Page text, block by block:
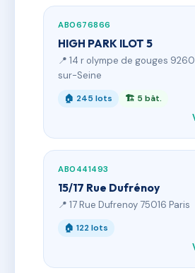
AB0676866
HIGH PARK ILOT 5
📍 14 r olympe de gouges
sur-Seine
🏠 245 lots 🏗 5 bât.
AB0441493
15/17 Rue Dufrénoy
📍 17 Rue Dufrenoy 75016 Paris
🏠 122 lots